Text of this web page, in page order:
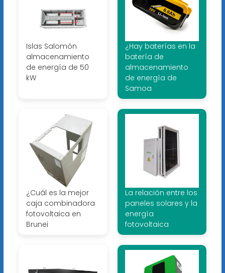
Islas Salomón
almacenamiento
de energía de 50
kW
¿Hay baterías en la
batería de
almacenamiento
de energía de
Samoa
¿Cuál es la mejor
caja combinadora
fotovoltaica en
Brunei
La relación entre los
paneles solares y la
energía
fotovoltaica